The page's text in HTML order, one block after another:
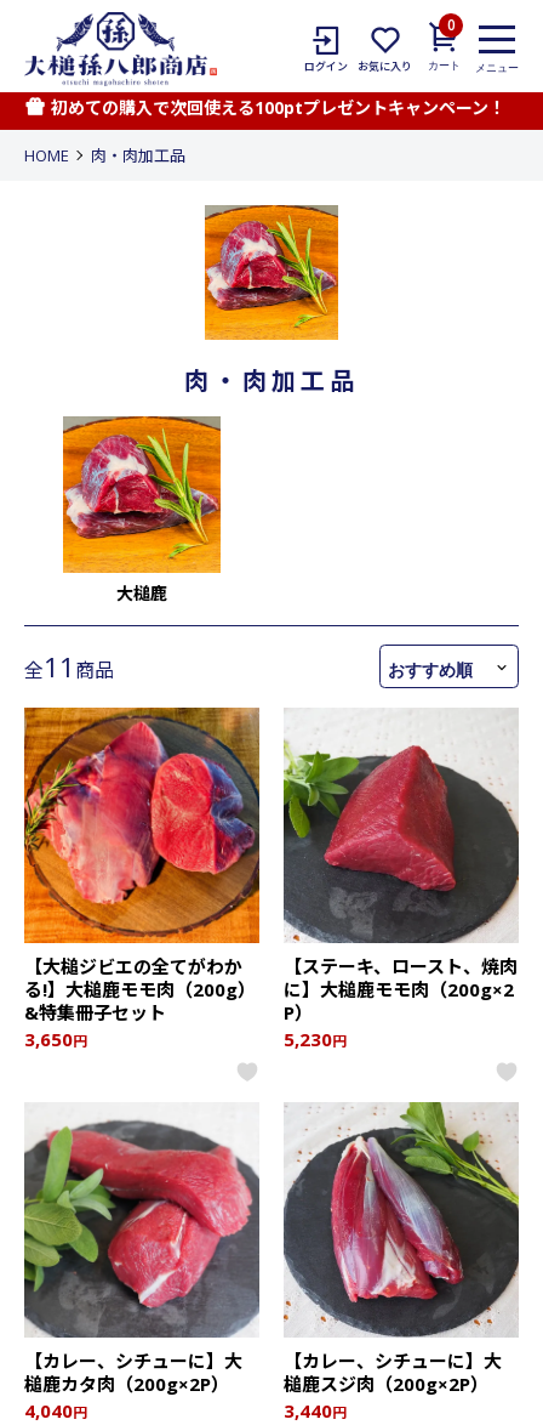
ログイン お気に入り
0
カート メニュー
初めての購入で次回使える100ptプレゼントキャンペーン！
HOME 肉・肉加工品
肉・肉加工品
カテゴリー一覧
大槌鹿
全11 商品
【大槌ジビエの全てがわか
る!】大槌鹿モモ肉（200g）
&特集冊子セット
3,650円
【ステーキ、ロースト、焼肉
に】大槌鹿モモ肉（200g×2
P）
5,230円
【カレー、シチューに】大
槌鹿カタ肉（200g×2P）
4,040円
【カレー、シチューに】大
槌鹿スジ肉（200g×2P）
3,440円